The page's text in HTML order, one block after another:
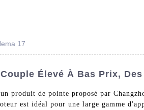
17
Élevé À Bas Prix,
produit de pointe proposé par
est idéal pour une large gamme